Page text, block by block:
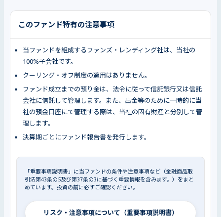
このファンド特有の注意事項
当ファンドを組成するファンズ・レンディング社は、当社の
100%子会社です。
クーリング・オフ制度の適用はありません。
ファンド成立までの預り金は、法令に従って信託銀行又は信託
会社に信託して管理します。また、出金等のために一時的に当
社の預金口座にて管理する際は、当社の固有財産と分別して管
理します。
決算期ごとにファンド報告書を発行します。
「重要事項説明書」に当ファンドの条件や注意事項など（金融商品取
引法第43条の5及び第37条の3に基づく重要情報を含みます。）をまと
めています。投資の前に必ずご確認ください。
リスク・注意事項について（重要事項説明書）